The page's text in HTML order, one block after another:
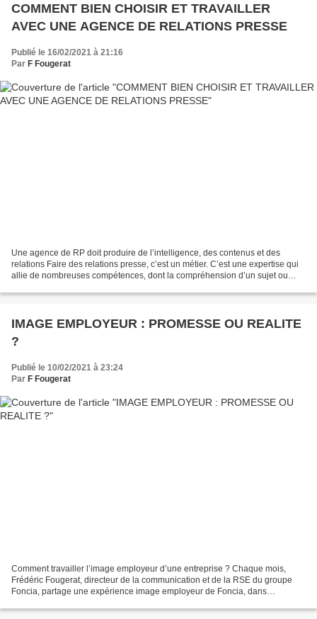
COMMENT BIEN CHOISIR ET TRAVAILLER
AVEC UNE AGENCE DE RELATIONS PRESSE
Publié le 16/02/2021 à 21:16
Par F Fougerat
Une agence de RP doit produire de l’intelligence, des contenus et des
relations Faire des relations presse, c’est un métier. C’est une expertise qui
allie de nombreuses compétences, dont la compréhension d’un sujet ou
IMAGE EMPLOYEUR : PROMESSE OU REALITE
?
Publié le 10/02/2021 à 23:24
Par F Fougerat
Comment travailler l’image employeur d’une entreprise ? Chaque mois,
Frédéric Fougerat, directeur de la communication et de la RSE du groupe
Foncia, partage une expérience image employeur de Foncia, dans